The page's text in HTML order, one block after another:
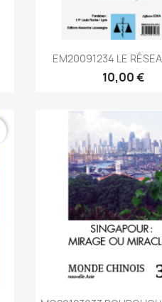
Aperçu
EM20091234 LE
10,00 €